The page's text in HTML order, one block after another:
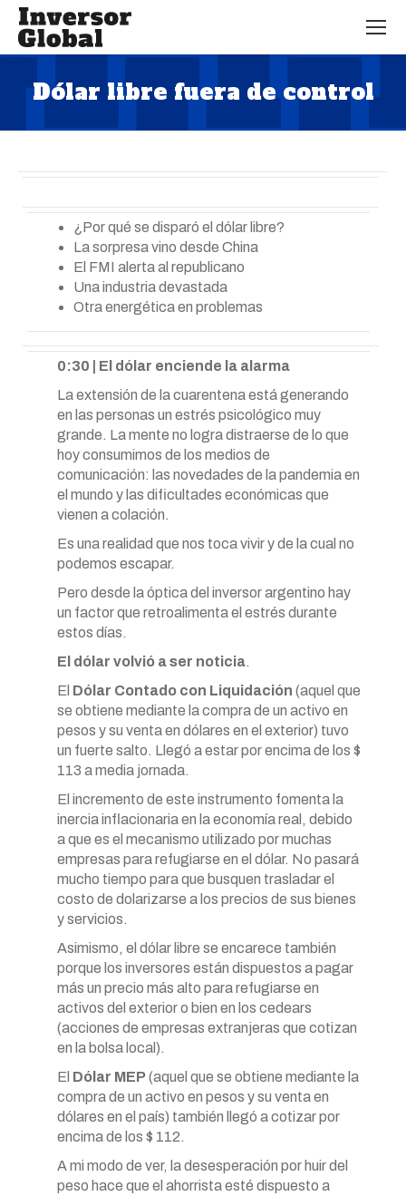
Dólar libre fuera de control
¿Por qué se disparó el dólar libre?
La sorpresa vino desde China
El FMI alerta al republicano
Una industria devastada
Otra energética en problemas
0:30 | El dólar enciende la alarma
La extensión de la cuarentena está generando
en las personas un estrés psicológico muy
grande. La mente no logra distraerse de lo que
hoy consumimos de los medios de
comunicación: las novedades de la pandemia en
el mundo y las dificultades económicas que
vienen a colación.
Es una realidad que nos toca vivir y de la cual no
podemos escapar.
Pero desde la óptica del inversor argentino hay
un factor que retroalimenta el estrés durante
estos días.
El dólar volvió a ser noticia.
El Dólar Contado con Liquidación (aquel que
se obtiene mediante la compra de un activo en
pesos y su venta en dólares en el exterior) tuvo
un fuerte salto. Llegó a estar por encima de los $
113 a media jornada.
El incremento de este instrumento fomenta la
inercia inflacionaria en la economía real, debido
a que es el mecanismo utilizado por muchas
empresas para refugiarse en el dólar. No pasará
mucho tiempo para que busquen trasladar el
costo de dolarizarse a los precios de sus bienes
y servicios.
Asimismo, el dólar libre se encarece también
porque los inversores están dispuestos a pagar
más un precio más alto para refugiarse en
activos del exterior o bien en los cedears
(acciones de empresas extranjeras que cotizan
en la bolsa local).
El Dólar MEP(aquel que se obtiene mediante la
compra de un activo en pesos y su venta en
dólares en el país) también llegó a cotizar por
encima de los $ 112.
A mi modo de ver, la desesperación por huir del
peso hace que el ahorrista esté dispuesto a